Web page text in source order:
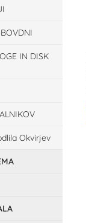
IN DISK
Okvirjev